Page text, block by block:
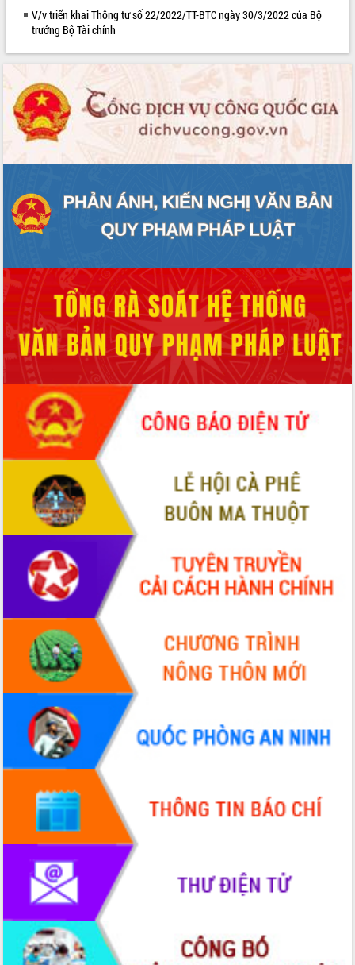
Hội nghị UBND tỉnh Đắk Lắk thường kỳ
tháng 7/2026
Nam Anh hùng” và trao Huân chương
UBND tỉnh Đắk Lắk triển khai nhiệm
vụ 6 tháng cuối năm 2026
Kỳ họp thứ Hai, Hội đồng nhân dân
tỉnh khóa XI quyết nghị nhiều nội dung
quan trọng
Triết thăm, tặng quà người có công với
cách mạng
Rà soát, hoàn thiện hệ thống thiết chế
phát triển mới
Thường trực HĐND tỉnh Đắk Lắk gặp
mặt Đoàn chuyên gia y tế TP. Hồ Chí
Minh
Lễ truy điệu và an táng hài cốt liệt sĩ
tại Nghĩa trang Liệt sĩ xã Sơn Hòa
Bàn giải pháp tháo gỡ khó khăn trong
xuất khẩu sầu riêng và triển khai quy
định EUDR
Thứ trưởng Bộ Nông nghiệp và Môi
trường Nguyễn Hoàng Hiệp khảo sát
vùng trồng và doanh nghiệp đóng gói
sầu riêng tại Đắk Lắk
Trình diễn nghệ thuật chế biến các
món ăn từ sầu riêng
Đắk Lắk công bố Quy hoạch và xúc
Ngành cá ngừ Đắk Lắk chủ động thích
ứng để giữ vững thị trường xuất khẩu
Diễn đàn Kinh tế tư nhân Việt Nam đột
phá cơ chế - Hợp tác công tư
Đề án 06 tạo bước ngoặt đột phá trong
cải cách hành chính tỉnh Đắk Lắk
Kết nối tour, đẩy mạnh chuyển đổi số
để phát triển du lịch Đắk Lắk
Khởi động Dự án Đầu tư xây dựng hạ
tầng kỹ thuật Cụm công nghiệp Tân
Tiến
Gặp mặt các cơ quan báo chí nhân Kỷ
niệm 101 năm Ngày Báo chí Cách
mạng Việt Nam
Đắk Lắk sơ kết 4 năm triển khai thực
hiện Đề án 06 của Chính phủ
Họp báo thông tin về Hội nghị Công bố
Quy hoạch và Xúc tiến đầu tư tỉnh Đắk
Khơi thông điểm nghẽn, đẩy nhanh
giải ngân vốn khắc phục thiên tai
HĐND tỉnh thông qua điều chỉnh Quy
hoạch tỉnh thời kỳ 2021-2030
ALBUM ẢNH
V/v triển khai Thông tư số 22/2022/TT-BTC ngày 30/3/2022 của Bộ
trưởng Bộ Tài chính